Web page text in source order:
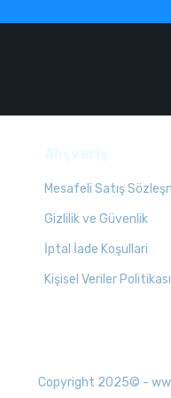
Mesafeli Satış
Gizlilik ve Güvenlik
İptal İade Koşullari
Kişisel Veriler Politikası
Copyright 2025© -